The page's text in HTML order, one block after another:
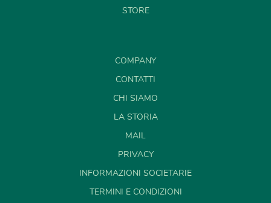
STORE
COMPANY
CONTATTI
CHI SIAMO
LA STORIA
MAIL
PRIVACY
INFORMAZIONI SOCIETARIE
TERMINI E CONDIZIONI